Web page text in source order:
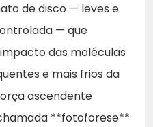
de disco — leves e
— que
das moléculas
e mais frios da
ascendente
**fotoforese**